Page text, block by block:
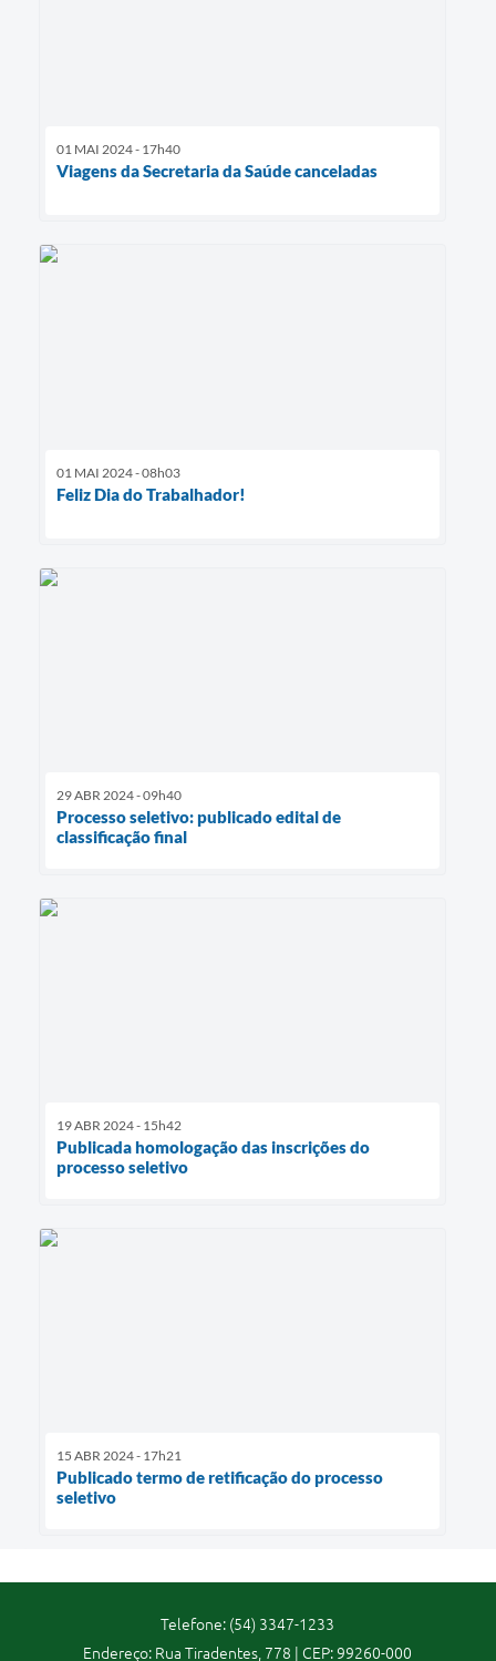
01 MAI 2024 - 17h40
Viagens da Secretaria da Saúde canceladas
01 MAI 2024 - 08h03
Feliz Dia do Trabalhador!
29 ABR 2024 - 09h40
Processo seletivo: publicado edital de
classificação final
19 ABR 2024 - 15h42
Publicada homologação das inscrições do
processo seletivo
15 ABR 2024 - 17h21
Publicado termo de retificação do processo
seletivo
Telefone: (54) 3347-1233
Endereço: Rua Tiradentes, 778 | CEP: 99260-000